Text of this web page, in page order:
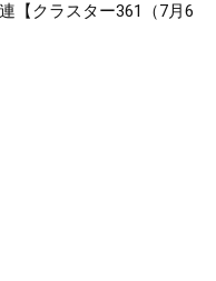
【クラスター361（7月6